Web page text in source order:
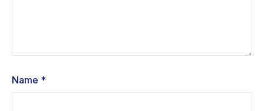
Name *